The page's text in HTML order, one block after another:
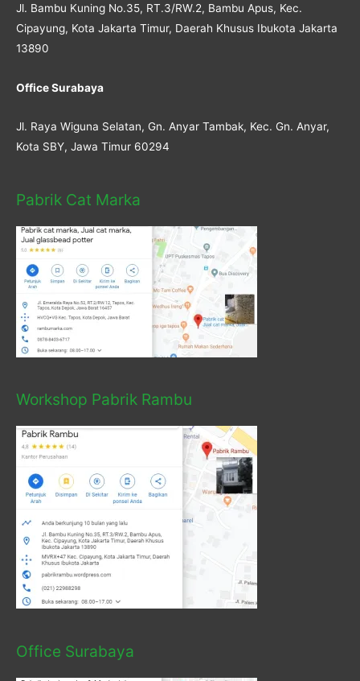
Jl. Bambu Kuning No.35, RT.3/RW.2, Bambu Apus, Kec.
Cipayung, Kota Jakarta Timur, Daerah Khusus Ibukota Jakarta
13890
Office Surabaya
Jl. Raya Wiguna Selatan, Gn. Anyar Tambak, Kec. Gn. Anyar,
Kota SBY, Jawa Timur 60294
Pabrik Cat Marka
Workshop Pabrik Rambu
Office Surabaya